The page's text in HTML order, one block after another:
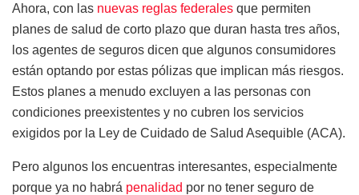
Ahora, con las nuevas reglas federales que permiten
planes de salud de corto plazo que duran hasta tres años,
los agentes de seguros dicen que algunos consumidores
están optando por estas pólizas que implican más riesgos.
Estos planes a menudo excluyen a las personas con
condiciones preexistentes y no cubren los servicios
exigidos por la Ley de Cuidado de Salud Asequible (ACA).
Pero algunos los encuentras interesantes, especialmente
porque ya no habrá penalidad por no tener seguro de